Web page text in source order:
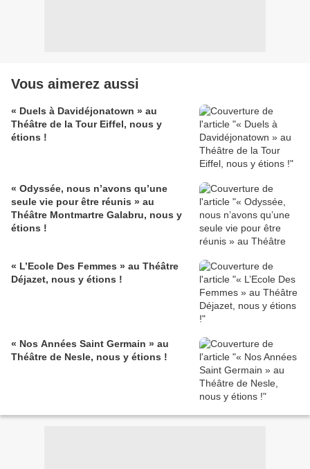
Vous aimerez aussi
« Duels à Davidéjonatown » au
Théâtre de la Tour Eiffel, nous y
étions !
« Odyssée, nous n’avons qu’une
seule vie pour être réunis » au
Théâtre Montmartre Galabru, nous y
étions !
« L’Ecole Des Femmes » au Théâtre
Déjazet, nous y étions !
« Nos Années Saint Germain » au
Théâtre de Nesle, nous y étions !